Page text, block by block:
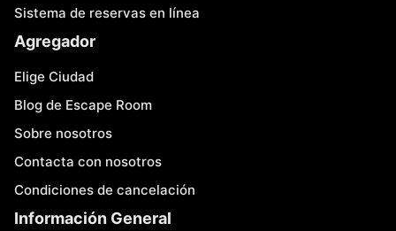
Sistema de reservas en línea
Agregador
Elige Ciudad
Blog de Escape Room
Sobre nosotros
Contacta con nosotros
Condiciones de cancelación
Información General